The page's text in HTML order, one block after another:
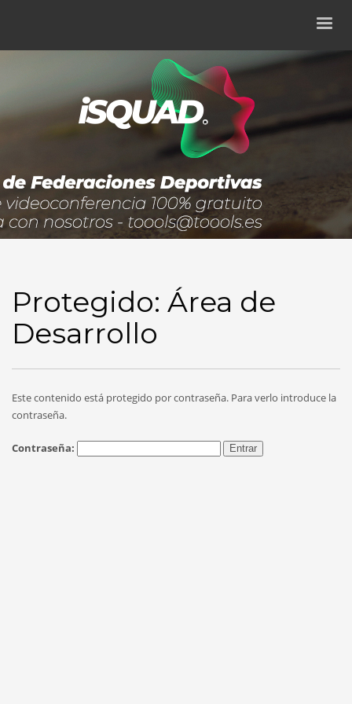
Protegido: Área de
Desarrollo
Este contenido está protegido por contraseña. Para verlo introduce la
contraseña.
Contraseña: